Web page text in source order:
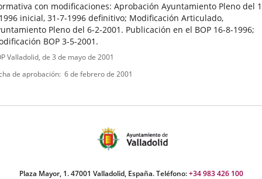
con modificaciones: Aprobación Ayuntamiento Pleno del
inicial, 31-7-1996 definitivo; Modificación Articulado,
Pleno del 6-2-2001. Publicación en el BOP 16-8-1996;
BOP 3-5-2001.
Valladolid, de 3 de mayo de 2001
de aprobación 6 de febrero de 2001
Plaza Mayor, 1. 47001 Valladolid, España. Teléfono:+34 983 426 100